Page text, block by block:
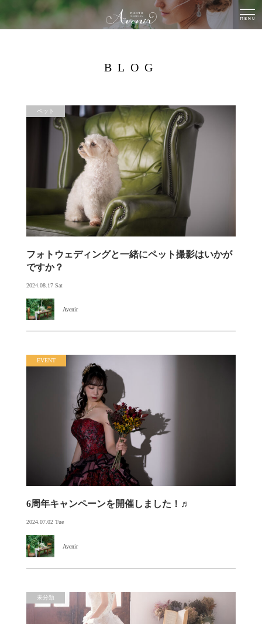
BLOG
ペット
フォトウェディングと一緒にペット撮影はいかが
ですか？
2024.08.17 Sat
Avenir
EVENT
6周年キャンペーンを開催しました！♬
2024.07.02 Tue
Avenir
未分類